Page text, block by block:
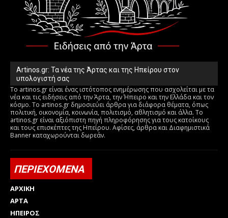
Artinos.gr: Τα νέα της Άρτας και της Ηπείρου στον
υπολογιστή σας
Το artinos.gr είναι ένας ιστότοπος ενημέρωσης που ασχολείται με τα
νέα και τις ειδήσεις από την Άρτα, την Ήπειρο και την Ελλάδα και τον
κόσμο. Το artinos.gr δημοσιεύει άρθρα για διάφορα θέματα, όπως
πολιτική, οικονομία, κοινωνία, πολιτισμό, αθλητισμό και άλλα. Το
artinos.gr είναι αξιόπιστη πηγή πληροφόρησης για τους κατοίκους
και τους επισκέπτες της Ηπείρου. Αφίσες, άρθρα και Διαφημιστικά
Banner καταχωρούνται δωρεάν.
ΠΕΡΙΕΧΟΜΕΝΑ
ΑΡΧΙΚΗ
ΑΡΤΑ
ΗΠΕΙΡΟΣ